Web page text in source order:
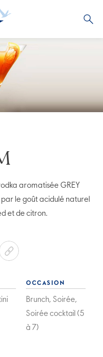
aromatisée GREY
le goût acidulé naturel
et de citron.
OCCASION
Brunch, Soirée,
Soirée cocktail (5
à 7)